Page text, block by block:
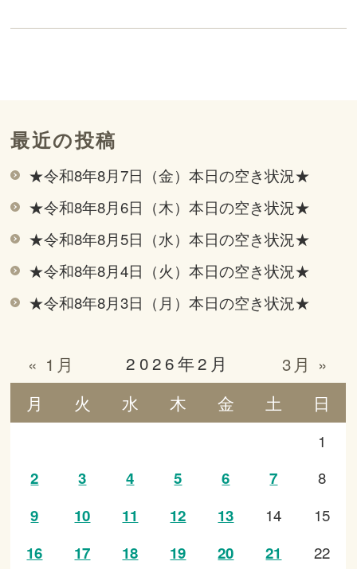
最近の投稿
★令和8年8月7日（金）本日の空き状況★
★令和8年8月6日（木）本日の空き状況★
★令和8年8月5日（水）本日の空き状況★
★令和8年8月4日（火）本日の空き状況★
★令和8年8月3日（月）本日の空き状況★
2026年2月
月
火 水 木 金 土 日
« 1月 3月 »
1
2
3 4 5 6 7
8
9
10 11 12 13 14
15
16
17 18 19 20 21
22